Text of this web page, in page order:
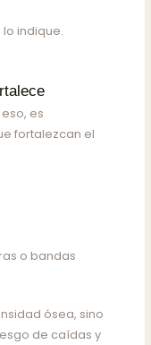
indique.
es
fortalezcan el
o bandas
ósea, sino
de caídas y